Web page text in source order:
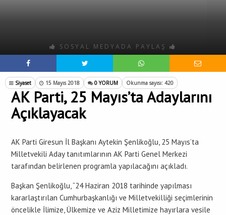
SOSYAL MEDYADA PAYLAŞ
Siyaset 15 Mayıs 2018 0 YORUM Okunma sayısı: 420
AK Parti, 25 Mayıs’ta Adaylarını
Açıklayacak
AK Parti Giresun İl Başkanı Aytekin Şenlikoğlu, 25 Mayıs’ta
Milletvekili Aday tanıtımlarının AK Parti Genel Merkezi
tarafından belirlenen programla yapılacağını açıkladı.
Başkan Şenlikoğlu, “24 Haziran 2018 tarihinde yapılması
kararlaştırılan Cumhurbaşkanlığı ve Milletvekilliği seçimlerinin
öncelikle İlimize, Ülkemize ve Aziz Milletimize hayırlara vesile